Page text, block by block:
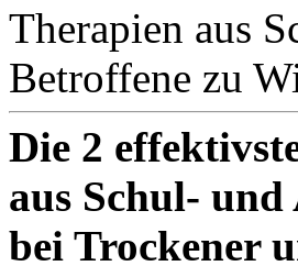
Therapien aus
Betroffene zu
Die 2
aus Schul-
bei Trockener